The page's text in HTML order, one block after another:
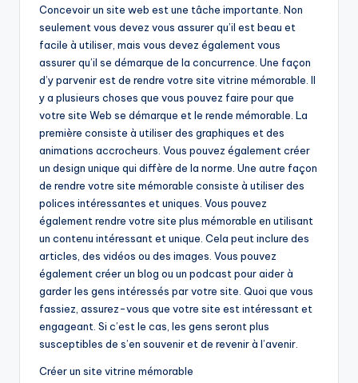
Concevoir un site web est une tâche importante. Non
seulement vous devez vous assurer qu’il est beau et
facile à utiliser, mais vous devez également vous
assurer qu’il se démarque de la concurrence. Une façon
d’y parvenir est de rendre votre site vitrine mémorable. Il
y a plusieurs choses que vous pouvez faire pour que
votre site Web se démarque et le rende mémorable. La
première consiste à utiliser des graphiques et des
animations accrocheurs. Vous pouvez également créer
un design unique qui diffère de la norme. Une autre façon
de rendre votre site mémorable consiste à utiliser des
polices intéressantes et uniques. Vous pouvez
également rendre votre site plus mémorable en utilisant
un contenu intéressant et unique. Cela peut inclure des
articles, des vidéos ou des images. Vous pouvez
également créer un blog ou un podcast pour aider à
garder les gens intéressés par votre site. Quoi que vous
fassiez, assurez-vous que votre site est intéressant et
engageant. Si c’est le cas, les gens seront plus
susceptibles de s’en souvenir et de revenir à l’avenir.
Créer un site vitrine mémorable